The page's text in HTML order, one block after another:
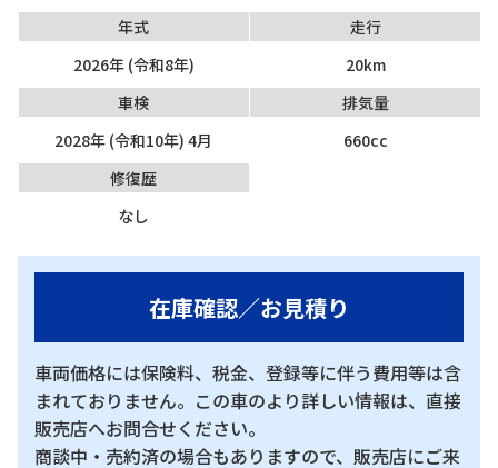
年式
2026年 (令和8年)
走行
20km
車検
2028年 (令和10年) 4月
排気量
660cc
修復歴
なし
在庫確認／お見積り
車両価格には保険料、税金、登録等に伴う費用等は含
まれておりません。この車のより詳しい情報は、直接
販売店へお問合せください。
商談中・売約済の場合もありますので、販売店にご来